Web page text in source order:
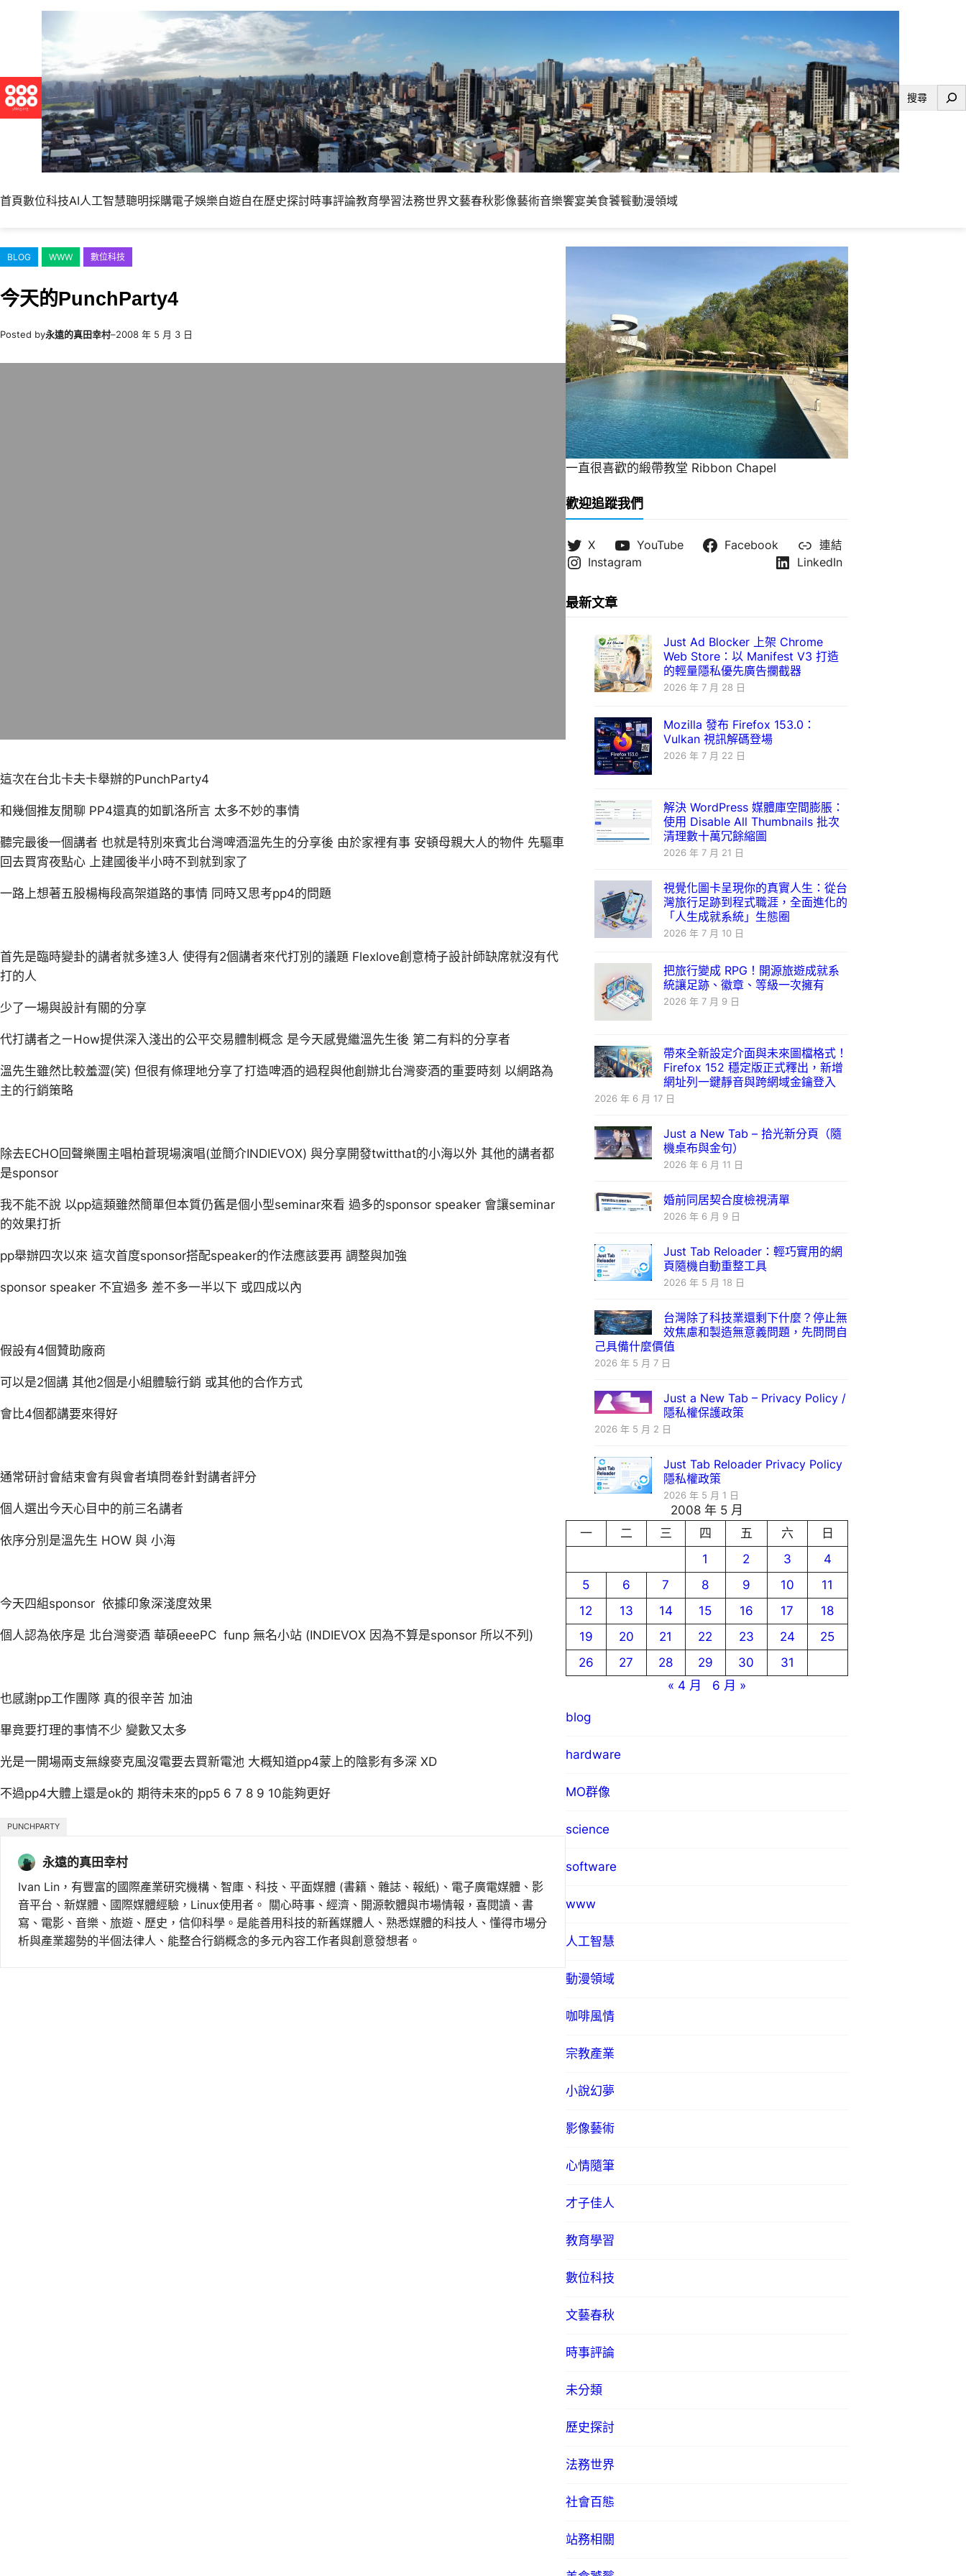
內
容
搜
首頁數位科技AI人工智慧聰明採購電子娛樂自遊自在歷史探討時事評論教育學習法務世界文藝春秋影像藝術音樂饗宴美食饕餮動漫領域
BLOG WWW 數位科技
今天的PunchParty4
Posted by永遠的真田幸村–2008 年 5 月 3 日
這次在台北卡夫卡舉辦的PunchParty4
和幾個推友閒聊 PP4還真的如凱洛所言 太多不妙的事情
聽完最後一個講者 也就是特別來賓北台灣啤酒溫先生的分享後 由於家裡有事 安頓母親大人的物件 先驅車
回去買宵夜點心 上建國後半小時不到就到家了
一路上想著五股楊梅段高架道路的事情 同時又思考pp4的問題
首先是臨時變卦的講者就多達3人 使得有2個講者來代打別的議題 Flexlove創意椅子設計師缺席就沒有代
打的人
少了一場與設計有關的分享
代打講者之ㄧHow提供深入淺出的公平交易體制概念 是今天感覺繼溫先生後 第二有料的分享者
溫先生雖然比較羞澀(笑) 但很有條理地分享了打造啤酒的過程與他創辦北台灣麥酒的重要時刻 以網路為
主的行銷策略
除去ECHO回聲樂團主唱柏蒼現場演唱(並簡介INDIEVOX) 與分享開發twitthat的小海以外 其他的講者都
是sponsor
我不能不說 以pp這類雖然簡單但本質仍舊是個小型seminar來看 過多的sponsor speaker 會讓seminar
的效果打折
pp舉辦四次以來 這次首度sponsor搭配speaker的作法應該要再 調整與加強
sponsor speaker 不宜過多 差不多一半以下 或四成以內
假設有4個贊助廠商
可以是2個講 其他2個是小組體驗行銷 或其他的合作方式
會比4個都講要來得好
通常研討會結束會有與會者填問卷針對講者評分
個人選出今天心目中的前三名講者
依序分別是溫先生 HOW 與 小海
今天四組sponsor 依據印象深淺度效果
個人認為依序是 北台灣麥酒 華碩eeePC funp 無名小站 (INDIEVOX 因為不算是sponsor 所以不列)
也感謝pp工作團隊 真的很辛苦 加油
畢竟要打理的事情不少 變數又太多
光是一開場兩支無線麥克風沒電要去買新電池 大概知道pp4蒙上的陰影有多深 XD
不過pp4大體上還是ok的 期待未來的pp5 6 7 8 9 10能夠更好
PUNCHPARTY
永遠的真田幸村
Ivan Lin，有豐富的國際產業研究機構、智庫、科技、平面媒體 (書籍、雜誌、報紙)、電子廣電媒體、影
音平台、新媒體、國際媒體經驗，Linux使用者。 關心時事、經濟、開源軟體與市場情報，喜閱讀、書
寫、電影、音樂、旅遊、歷史，信仰科學。是能善用科技的新舊媒體人、熟悉媒體的科技人、懂得市場分
析與產業趨勢的半個法律人、能整合行銷概念的多元內容工作者與創意發想者。
一直很喜歡的緞帶教堂 Ribbon Chapel
歡迎追蹤我們
X YouTube Facebook
連結
Instagram
LinkedIn
最新文章
Just Ad Blocker 上架 Chrome
Web Store：以 Manifest V3 打造
的輕量隱私優先廣告攔截器
2026 年 7 月 28 日
Mozilla 發布 Firefox 153.0：
Vulkan 視訊解碼登場
2026 年 7 月 22 日
解決 WordPress 媒體庫空間膨脹：
使用 Disable All Thumbnails 批次
清理數十萬冗餘縮圖
2026 年 7 月 21 日
視覺化圖卡呈現你的真實人生：從台
灣旅行足跡到程式職涯，全面進化的
「人生成就系統」生態圈
2026 年 7 月 10 日
把旅行變成 RPG！開源旅遊成就系
統讓足跡、徽章、等級一次擁有
2026 年 7 月 9 日
帶來全新設定介面與未來圖檔格式！
Firefox 152 穩定版正式釋出，新增
網址列一鍵靜音與跨網域金鑰登入
2026 年 6 月 17 日
Just a New Tab – 拾光新分頁（隨
機桌布與金句）
2026 年 6 月 11 日
婚前同居契合度檢視清單
2026 年 6 月 9 日
Just Tab Reloader：輕巧實用的網
頁隨機自動重整工具
2026 年 5 月 18 日
台灣除了科技業還剩下什麼？停止無
效焦慮和製造無意義問題，先問問自
己具備什麼價值
2026 年 5 月 7 日
Just a New Tab – Privacy Policy /
隱私權保護政策
2026 年 5 月 2 日
Just Tab Reloader Privacy Policy
隱私權政策
2026 年 5 月 1 日
2008 年 5 月
一
二 三 四 五 六
日
1
2 3
4
5
6 7 8 9 10
11
12
13 14 15 16 17
18
19
20 21 22 23 24
25
26
27 28 29 30
31
« 4 月
6 月 »
blog
hardware
MO群像
science
software
www
人工智慧
動漫領域
咖啡風情
宗教產業
小說幻夢
影像藝術
心情隨筆
才子佳人
教育學習
數位科技
文藝春秋
時事評論
未分類
歷史探討
法務世界
社會百態
站務相關